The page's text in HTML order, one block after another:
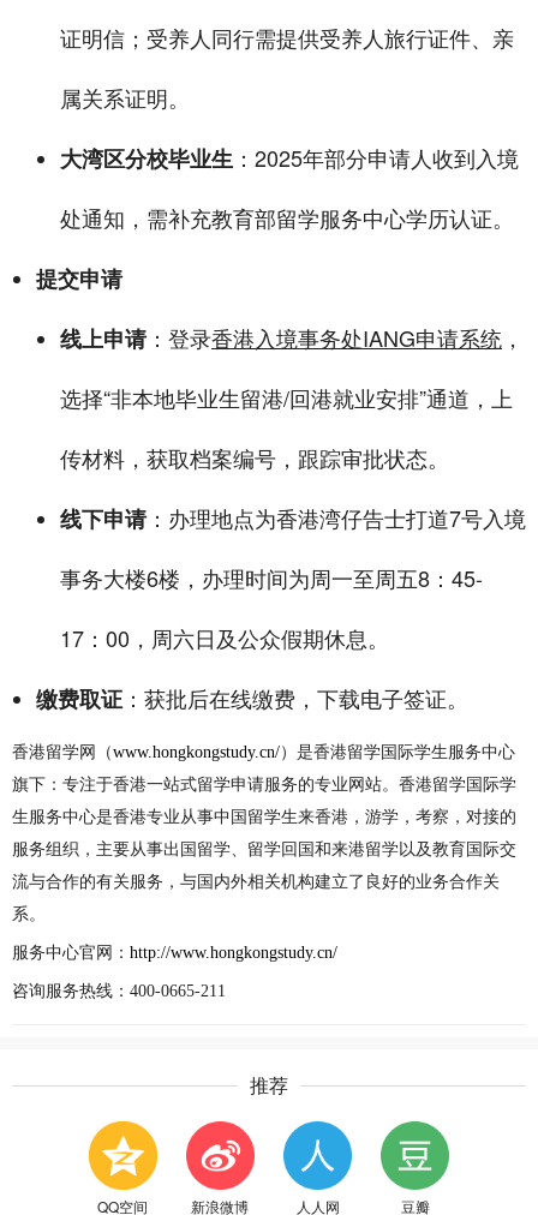
证明信；受养人同行需提供受养人旅行证件、亲
属关系证明。
大湾区分校毕业生 ：2025年部分申请人收到入境
处通知，需补充教育部留学服务中心学历认证。
提交申请
线上申请：登录香港入境事务处IANG申请系统 ，
选择“非本地毕业生留港/回港就业安排”通道，上
传材料，获取档案编号，跟踪审批状态。
线下申请：办理地点为香港湾仔告士打道7号入境
事务大楼6楼，办理时间为周一至周五8：45-
17：00，周六日及公众假期休息。
缴费取证 ：获批后在线缴费，下载电子签证。
香港留学网（www.hongkongstudy.cn/） 是香港留学国际学生服务中心
旗下：专注于香港一站式留学申请服务的专业网站。香港留学国际学
生服务中心是香港专业从事中国留学生来香港，游学，考察，对接的
服务组织，主要从事出国留学、留学回国和来港留学以及教育国际交
流与合作的有关服务，与国内外相关机构建立了良好的业务合作关
系。
服务中心官网： http://www.hongkongstudy.cn/
咨询服务热线： 400-0665-211
推荐
QQ空间 新浪微博 人人网 豆瓣